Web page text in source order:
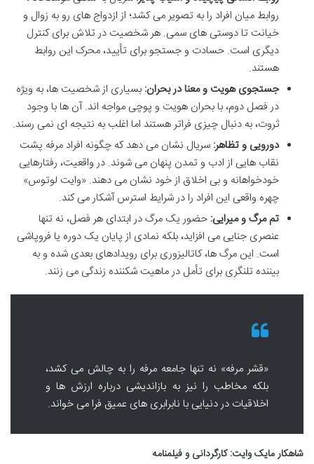
روابط میان افراد را به تصویر می کشد؛ از ازدواج های رو به زوال و
خیانت تا دوستی های سمی. هر شخصیت در تلاش برای کنترل
دیگری است. حسادت و جستجو برای تأیید، محرک این روابط
هستند.
جستجوی هویت و معنا در بحران: بسیاری از شخصیت ها، به ویژه
در فصل دوم، با بحران هویت و پوچی مواجه اند. آن ها با وجود
ثروت، به دنبال چیزی فراتر هستند اما اغلب به نتیجه ای نمی رسند.
دورویی و تظاهر: سریال نشان می دهد که چگونه افراد مرفه پشت
نقاب هایی از ادب و تمدن پنهان می شوند. در واقعیت، رفتارهایی
خودخواهانه و بی اخلاق از خود نشان می دهند. «وایت لوتوس»
چهره واقعی این افراد را در شرایط استرس آشکار می کند.
تم مرگ و میرایی: حضور یک مرگ در ابتدای هر فصل، نه تنها
عنصری جنایی می افزاید، بلکه نمادی از پایان یک دوره یا فروپاشی
است. این مرگ ها، کاتالیزوری برای رویدادهای بعدی شده و به
بیننده تلنگری برای تأمل در ماهیت شکننده زندگی می زنند.
«قشر مرفه» نه تنها جامعه مرفه را به چالش می کشد،
بلکه مخاطب را نیز به بازاندیشی درباره ارزش ها و
اخلاقیات در دنیایی با نابرابری های عمیق فرا می خواند.
شاهکار مایک وایت: کارگردانی و فیلمنامه